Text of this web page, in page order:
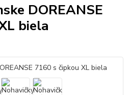
DOREANSE
biela